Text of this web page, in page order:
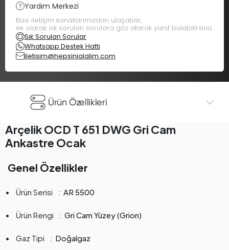
Yardım Merkezi
Bize iletişim kanallarımızdan ulaşabilir,
ek olarak sık sorulan sorulara göz atarak yanıt bulabilirsiniz.
Sık Sorulan Sorular
Whatsapp Destek Hattı
iletisim@hepsinialalim.com
Ürün Özellikleri
Arçelik OCD T 651 DWG Gri Cam
Ankastre Ocak
Genel Özellikler
Ürün Serisi AR 5500
Ürün Rengi Gri Cam Yüzey (Grion)
Gaz Tipi Doğalgaz